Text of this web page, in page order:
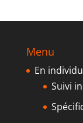
Menu
En
Suivi